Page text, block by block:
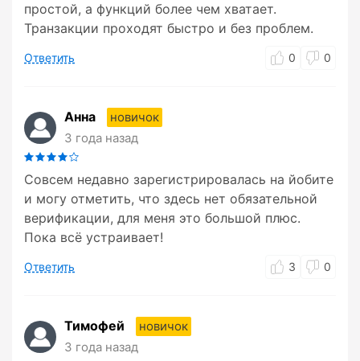
простой, а функций более чем хватает.
Транзакции проходят быстро и без проблем.
Ответить 0 0
Анна
новичок
3 года назад
Совсем недавно зарегистрировалась на йобите
и могу отметить, что здесь нет обязательной
верификации, для меня это большой плюс.
Пока всё устраивает!
Ответить 3 0
Тимофей
новичок
3 года назад